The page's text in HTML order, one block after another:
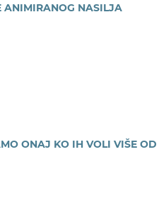
ANIMIRANOG NASILJA
ONAJ KO IH VOLI VIŠE OD